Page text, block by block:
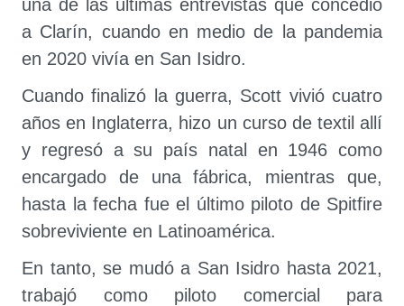
una de las últimas entrevistas que concedió
a Clarín, cuando en medio de la pandemia
en 2020 vivía en San Isidro.
Cuando finalizó la guerra, Scott vivió cuatro
años en Inglaterra, hizo un curso de textil allí
y regresó a su país natal en 1946 como
encargado de una fábrica, mientras que,
hasta la fecha fue el último piloto de Spitfire
sobreviviente en Latinoamérica.
En tanto, se mudó a San Isidro hasta 2021,
trabajó como piloto comercial para